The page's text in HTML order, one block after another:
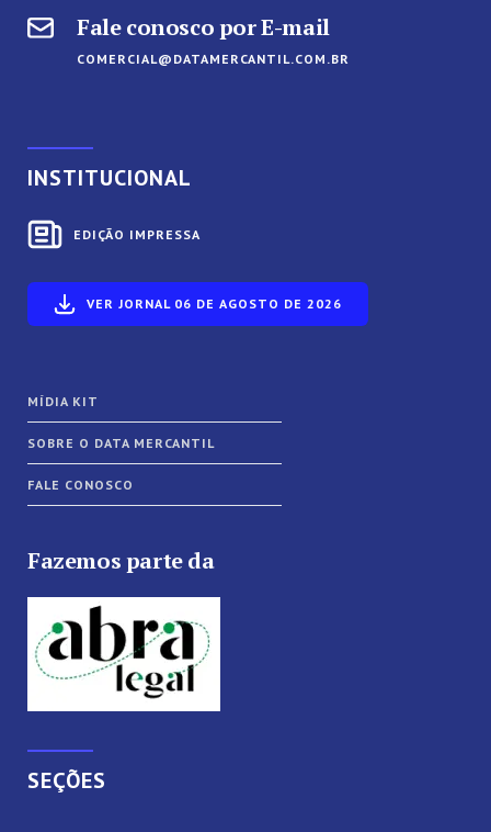
Fale conosco por E-mail
COMERCIAL@DATAMERCANTIL.COM.BR
INSTITUCIONAL
EDIÇÃO IMPRESSA
VER JORNAL 06 DE AGOSTO DE 2026
MÍDIA KIT
SOBRE O DATA MERCANTIL
FALE CONOSCO
Fazemos parte da
SEÇÕES